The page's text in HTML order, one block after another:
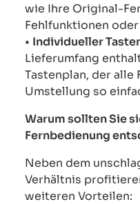
wie Ihre Original-
Fehlfunktionen
• Individueller
Lieferumfang
Tastenplan, der alle
Umstellung so
Warum sollten Sie
Fernbedienung
Neben dem
Verhältnis
weiteren Vorteilen: